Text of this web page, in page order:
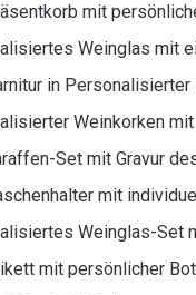
mit
Weinglas mit
in
Weinkorken
Set mit Gravur
mit
Weinglas-Set
mit persönlicher